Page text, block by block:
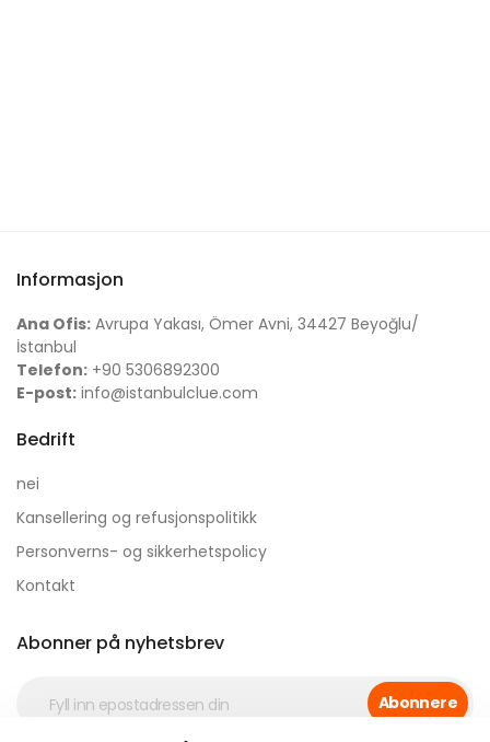
Informasjon
Ana Ofis: Avrupa Yakası, Ömer Avni, 34427 Beyoğlu/
İstanbul
Telefon: +90 5306892300
E-post: info@istanbulclue.com
Bedrift
nei
Kansellering og refusjonspolitikk
Personverns- og sikkerhetspolicy
Kontakt
Abonner på nyhetsbrev
Abonnere